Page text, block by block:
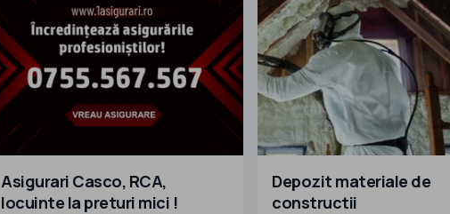
uri, pvc, one way vision etc.
Inscriptionare: gemuri efect
protectie solara, inscriptionare
Textile: broderie, transfer
Asigurari Casco, RCA,
locuinte la preturi mici !
Depozit materiale de
constructii